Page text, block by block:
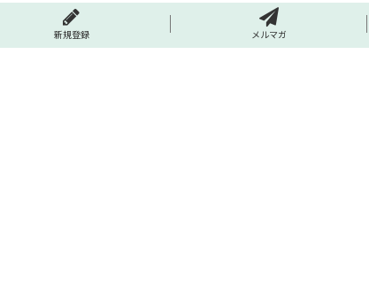
新規登録 メルマガ